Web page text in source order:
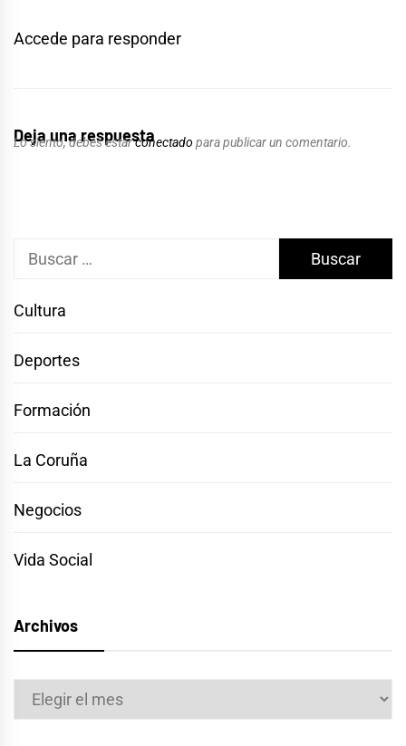
Accede para responder
Deja una respuesta
Lo siento, debes estarconectado para publicar un comentario.
Buscar:
Cultura
Deportes
Formación
La Coruña
Negocios
Vida Social
Archivos
Archivos